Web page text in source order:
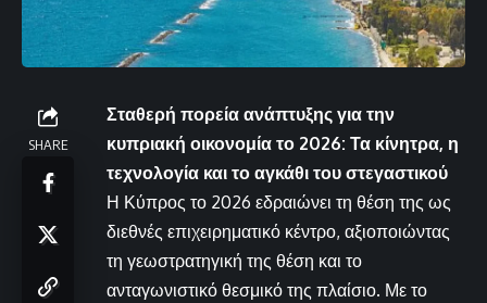
SHARE
Σταθερή πορεία ανάπτυξης για την
κυπριακή οικονομία το 2026: Τα κίνητρα, η
τεχνολογία και το αγκάθι του στεγαστικού
Η Κύπρος το 2026 εδραιώνει τη θέση της ως
διεθνές επιχειρηματικό κέντρο, αξιοποιώντας
τη γεωστρατηγική της θέση και το
ανταγωνιστικό θεσμικό της πλαίσιο. Με το